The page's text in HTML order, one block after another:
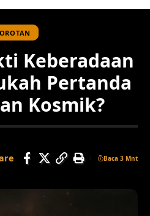
Keberadaan
Pertanda
Kosmik?
Baca 3 Mnt